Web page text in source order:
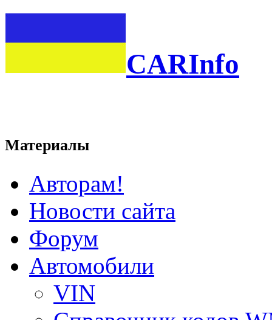
CARInfo
Материалы
Авторам!
Новости сайта
Форум
Автомобили
VIN